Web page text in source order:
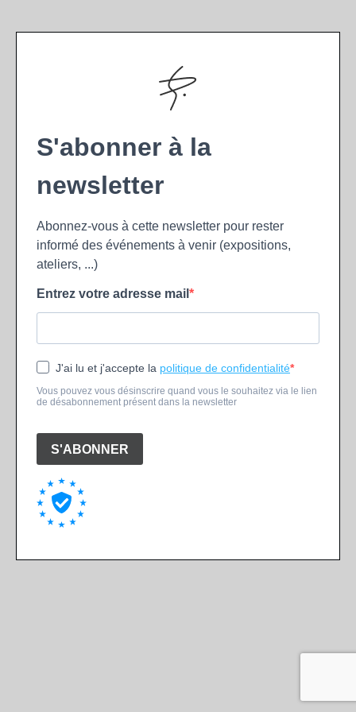
S'abonner à la
newsletter
Abonnez-vous à cette newsletter pour rester
informé des événements à venir (expositions,
ateliers, ...)
Entrez votre adresse mail
J'ai lu et j'accepte la politique de confidentialité
Vous pouvez vous désinscrire quand vous le souhaitez via le lien
de désabonnement présent dans la newsletter
S'ABONNER